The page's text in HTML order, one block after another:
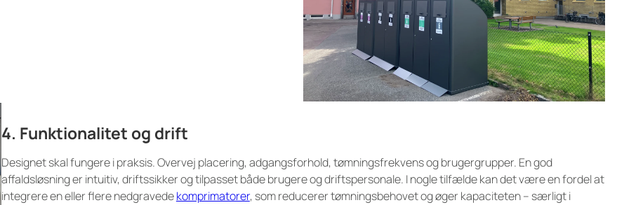
4. Funktionalitet og drift
Designet skal fungere i praksis. Overvej placering, adgangsforhold, tømningsfrekvens og brugergrupper. En god
affaldsløsning er intuitiv, driftssikker og tilpasset både brugere og driftspersonale. I nogle tilfælde kan det være en fordel at
integrere en eller flere nedgravedekomprimatorer, som reducerer tømningsbehovet og øger kapaciteten – særligt i